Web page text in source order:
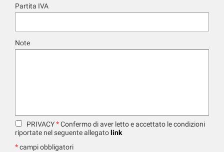
Partita IVA
Note
PRIVACY*Confermo di aver letto e accettato le condizioni
riportate nel seguente allegato link
*campi obbligatori